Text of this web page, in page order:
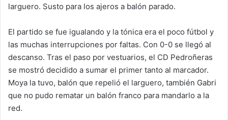
larguero. Susto para los ajeros a balón parado.
El partido se fue igualando y la tónica era el poco fútbol y
las muchas interrupciones por faltas. Con 0-0 se llegó al
descanso. Tras el paso por vestuarios, el CD Pedroñeras
se mostró decidido a sumar el primer tanto al marcador.
Moya la tuvo, balón que repelió el larguero, también Gabri
que no pudo rematar un balón franco para mandarlo a la
red.